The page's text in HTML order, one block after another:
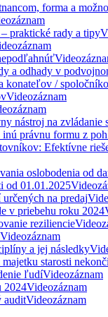
forma a
praktické rady a tipy
a odhady v
konateľov /
Videozáznam
nástroj na zvládanie
právnu formu z
Efektívne
oslobodenia od
od 01.01.2025
na predaj
v priebehu roku 2024
reziliencie
Videozáznam
a jej následky
starosti
ľudíVideozáznam
2024Videozáznam
auditVideozáznam